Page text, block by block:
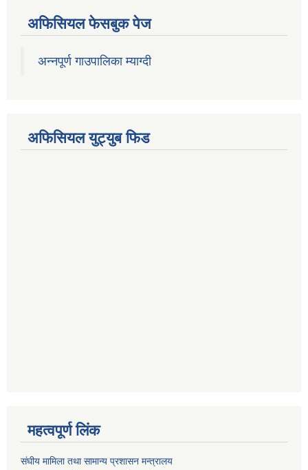
अफिसियल फेसबुक पेज
अन्नपूर्ण गाउपालिका म्याग्दी
अफिसियल युट्युब फिड
महत्वपूर्ण लिंक
संघीय मामिला तथा सामान्य प्रशासन मन्त्रालय